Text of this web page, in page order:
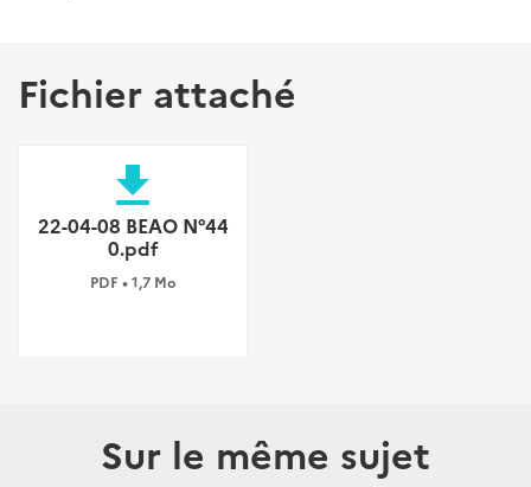
Fichier attaché
file_download
22-04-08 BEAO N°44
0.pdf
PDF • 1,7 Mo
Sur le même sujet